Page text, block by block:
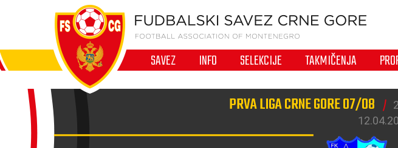
SAVEZ INFO SELEKCIJE TAKMIČENJA
PRVA LIGA CRNE GORE 07/08